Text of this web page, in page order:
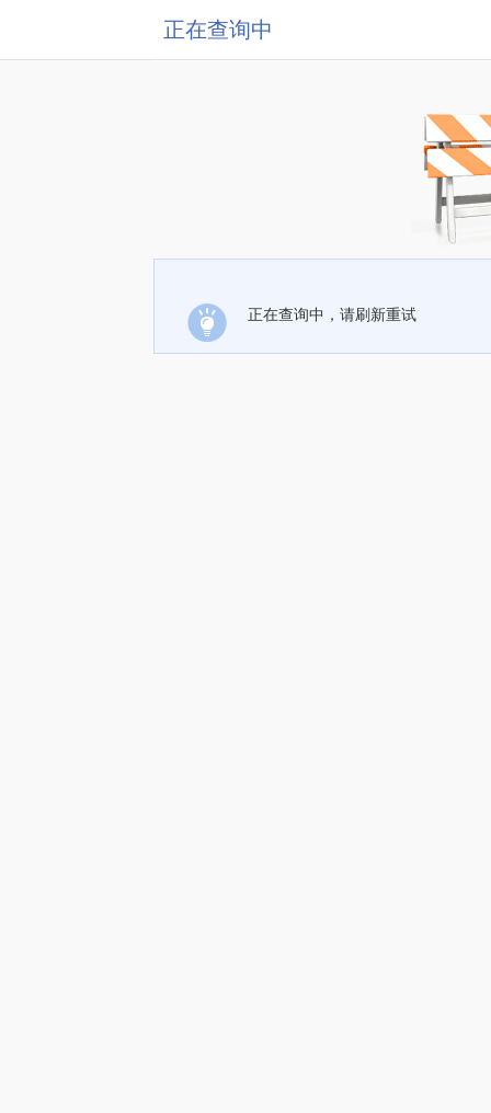
正在查询中
正在查询中，请刷新重试